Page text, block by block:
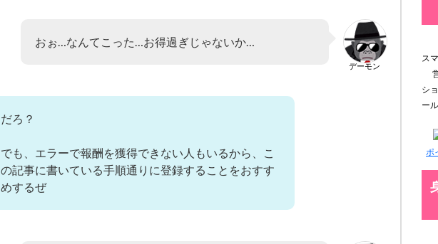
デーモン
おぉ…なんてこった…お得過ぎじゃないか…
だろ？
でも、エラーで報酬を獲得できない人もいるから、こ
の記事に書いている手順通りに登録することをおすす
めするぜ
ス
シ
ー
ポ